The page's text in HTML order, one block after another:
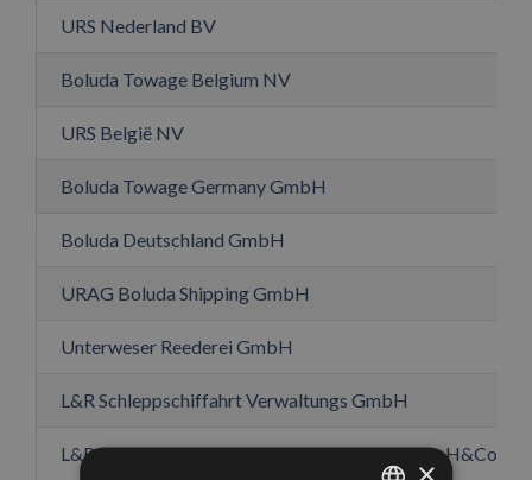
URS Nederland BV
Boluda Towage Belgium NV
URS België NV
Boluda Towage Germany GmbH
Boluda Deutschland GmbH
URAG Boluda Shipping GmbH
Unterweser Reederei GmbH
L&R Schleppschiffahrt Verwaltungs GmbH
L&R Lütgens & Reimers Schleppschiffahrt Gmb H&Co KG